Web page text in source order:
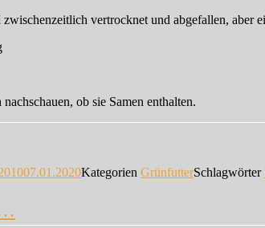
vertrocknet und abgefallen, aber
ob sie Samen enthalten.
07.01.2020Kategorien GrünfutterSchlagwörter